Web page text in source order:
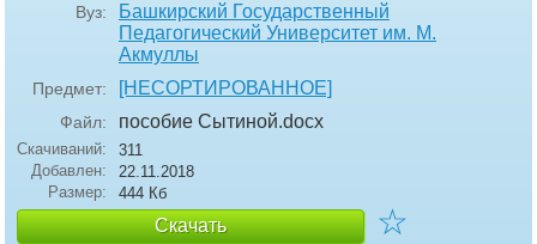
Вуз:
Башкирский Государственный
Педагогический Университет им. М.
Акмуллы
Предмет: [НЕСОРТИРОВАННОЕ]
Файл: пособие Сытиной.docx
Скачиваний:
311
Добавлен:
22.11.2018
Размер:
444 Кб
Скачать ☆